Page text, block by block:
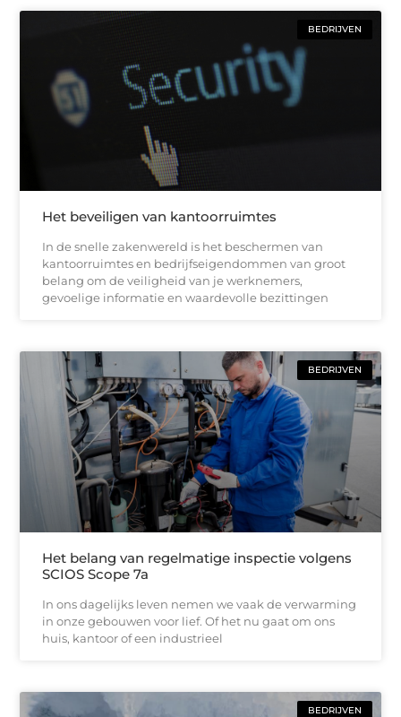
BEDRIJVEN
Het beveiligen van kantoorruimtes
In de snelle zakenwereld is het beschermen van
kantoorruimtes en bedrijfseigendommen van groot
belang om de veiligheid van je werknemers,
gevoelige informatie en waardevolle bezittingen
BEDRIJVEN
Het belang van regelmatige inspectie volgens
SCIOS Scope 7a
In ons dagelijks leven nemen we vaak de verwarming
in onze gebouwen voor lief. Of het nu gaat om ons
huis, kantoor of een industrieel
BEDRIJVEN